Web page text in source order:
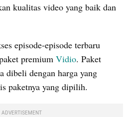
episode-episode terbaru
premium Vidio. Paket
dengan harga yang
paketnya yang dipilih.
ADVERTISEMENT